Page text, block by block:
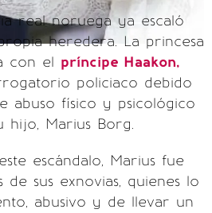
real noruega ya escaló
heredera. La princesa
con el príncipe Haakon,
policiaco debido
abuso físico y psicológico
hijo, Marius Borg.
escándalo, Marius fue
sus exnovias, quienes lo
abusivo y de llevar un